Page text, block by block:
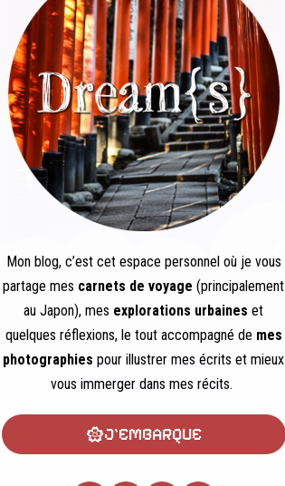
Mon blog, c’est cet espace personnel où je vous
partage mes carnets de voyage(principalement
au Japon), mes explorations urbaines et
quelques réflexions, le tout accompagné de mes
photographies pour illustrer mes écrits et mieux
vous immerger dans mes récits.
J'EMBARQUE